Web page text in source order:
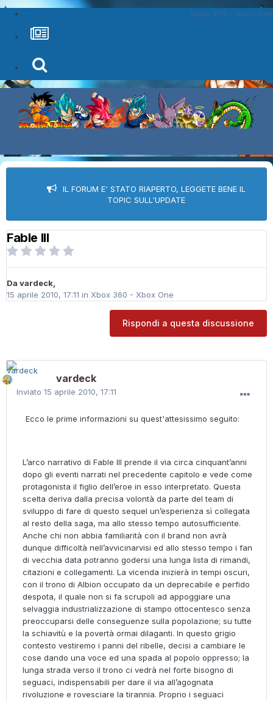
Xbox 360 - Xbox One
IL FORUM E' STATO RIAPERTO, LEGGETE BENE IL
TOPIC SULL'UPDATE
Fable III
Da vardeck,
15 aprile 2010, 17:11 in Xbox 360 - Xbox One
Rispondi a questa discussione
vardeck
Inviato 15 aprile 2010, 17:11
Ecco le prime informazioni su quest'attesissimo seguito:
L’arco narrativo di Fable III prende il via circa cinquant’anni
dopo gli eventi narrati nel precedente capitolo e vede come
protagonista il figlio dell’eroe in esso interpretato. Questa
scelta deriva dalla precisa volontà da parte del team di
sviluppo di fare di questo sequel un’esperienza sì collegata
al resto della saga, ma allo stesso tempo autosufficiente.
Anche chi non abbia familiarità con il brand non avrà
dunque difficoltà nell’avvicinarvisi ed allo stesso tempo i fan
di vecchia data potranno godersi una lunga lista di rimandi,
citazioni e collegamenti. La vicenda inizierà in tempi oscuri,
con il trono di Albion occupato da un deprecabile e perfido
despota, il quale non si fa scrupoli ad appoggiare una
selvaggia industrializzazione di stampo ottocentesco senza
preoccuparsi delle conseguenze sulla popolazione; su tutte
la schiavitù e la povertà ormai dilaganti. In questo grigio
contesto vestiremo i panni del ribelle, decisi a cambiare le
cose dando una voce ed una spada al popolo oppresso; la
lunga strada verso il trono ci vedrà nel forte bisogno di
seguaci, indispensabili per dare il via all’agognata
rivoluzione e rovesciare la tirannia. Proprio i seguaci